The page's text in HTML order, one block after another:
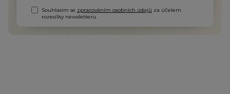
Souhlasím se zpracováním osobních údajů za účelem
rozesílky newsletteru.